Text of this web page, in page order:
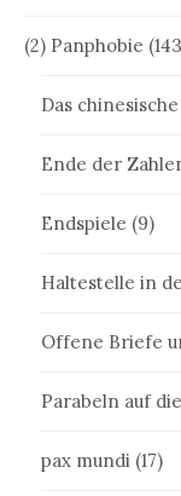
(2) Panphobie
Das
Ende der
Endspiele (9)
Haltestelle in
Offene Briefe
Parabeln auf
pax mundi (17)